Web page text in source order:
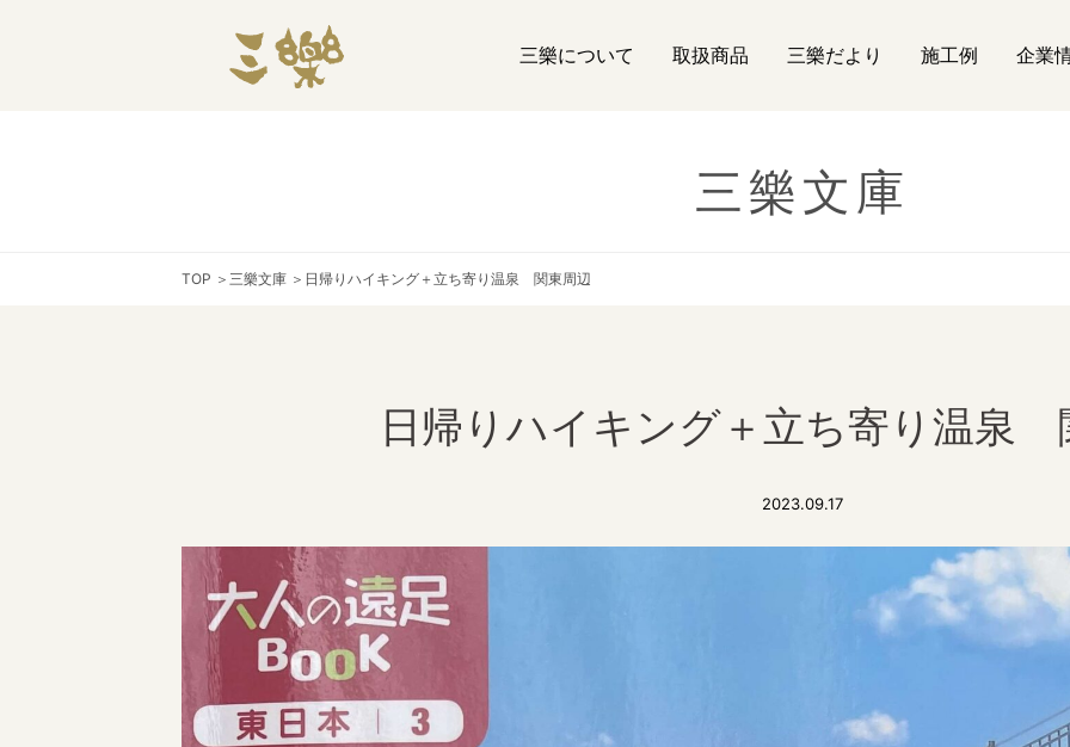
三樂について 取扱商品 三樂だより 施工例 企業
三樂文庫
TOP ＞ 三樂文庫 ＞ 日帰りハイキング＋立ち寄り温泉 関東周辺
日帰りハイキング＋立ち寄り温泉
2023.09.17